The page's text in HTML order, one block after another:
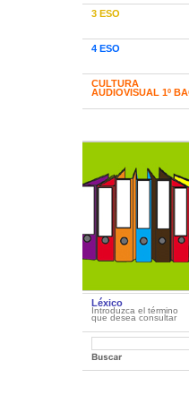
3 ESO
4 ESO
CULTURA
AUDIOVISUAL 1º
Léxico
Introduzca el término
que desea consultar